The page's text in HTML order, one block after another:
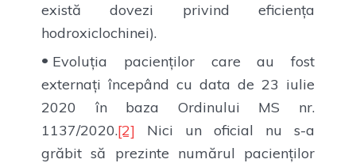
există dovezi privind eficiența
hodroxiclochinei).
Evoluția pacienților care au fost
externați începând cu data de 23 iulie
2020 în baza Ordinului MS nr.
1137/2020.[2] Nici un oficial nu s-a
grăbit să prezinte numărul pacienților